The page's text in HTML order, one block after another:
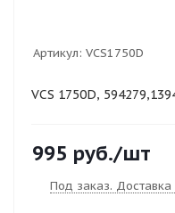
Артикул: VCS1750D
VCS 1750D,
995 руб./шт
Под заказ. Доставка